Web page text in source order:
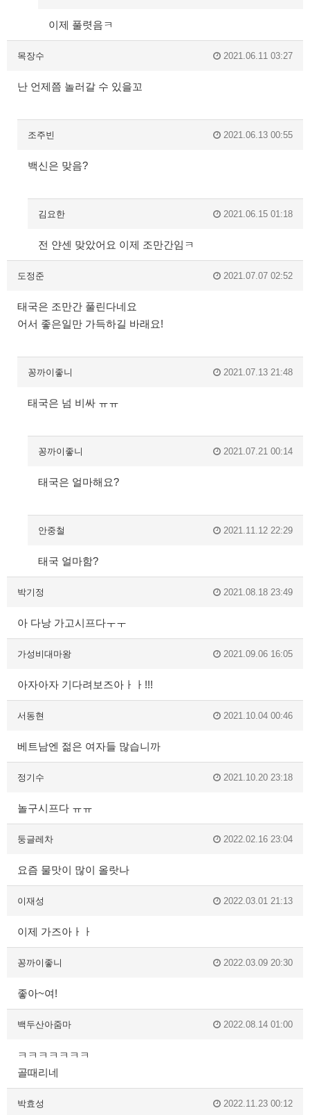
이제 풀렷음ㅋ
목장수 2021.06.11 03:27
난 언제쯤 놀러갈 수 있을꼬
조주빈 2021.06.13 00:55
백신은 맞음?
김요한 2021.06.15 01:18
전 얀센 맞았어요 이제 조만간임ㅋ
도정준 2021.07.07 02:52
태국은 조만간 풀린다네요
어서 좋은일만 가득하길 바래요!
꽁까이좋니 2021.07.13 21:48
태국은 넘 비싸 ㅠㅠ
꽁까이좋니 2021.07.21 00:14
태국은 얼마해요?
안중철 2021.11.12 22:29
태국 얼마함?
박기정 2021.08.18 23:49
아 다낭 가고시프다ㅜㅜ
가성비대마왕 2021.09.06 16:05
아자아자 기다려보즈아ㅏㅏ!!!
서동현 2021.10.04 00:46
베트남엔 젊은 여자들 많습니까
정기수 2021.10.20 23:18
놀구시프다 ㅠㅠ
둥글레차 2022.02.16 23:04
요즘 물맛이 많이 올랏나
이재성 2022.03.01 21:13
이제 가즈아ㅏㅏ
꽁까이좋니 2022.03.09 20:30
좋아~여!
백두산아줌마 2022.08.14 01:00
ㅋㅋㅋㅋㅋㅋㅋ
골때리네
박효성 2022.11.23 00:12